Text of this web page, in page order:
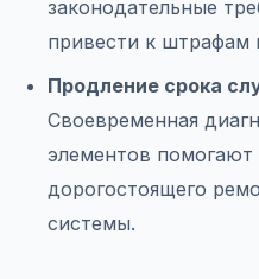
законодательные
привести к штрафам
Продление срока
Своевременная
элементов помогают
дорогостоящего
системы.